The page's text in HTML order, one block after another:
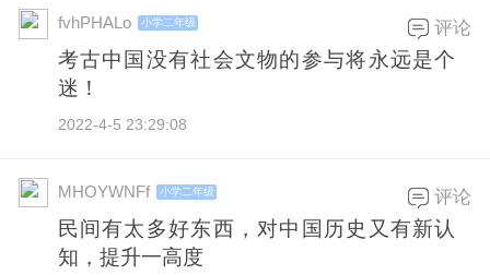
fvhPHALo 小学二年级
考古中国没有社会文物的参与将永远是个
迷！
2022-4-5 23:29:08
评论
MHOYWNFf 小学二年级
民间有太多好东西，对中国历史又有新认
知，提升一高度
评论